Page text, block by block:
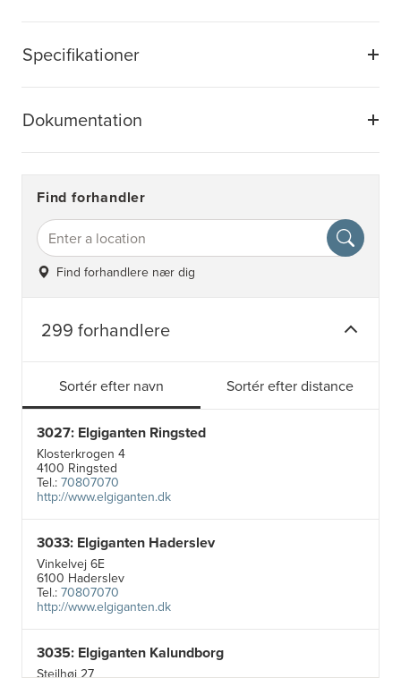
Specifikationer
Dokumentation
Find forhandler
Find forhandlere nær dig
299 forhandlere
Sortér efter navn Sortér efter distance
3027: Elgiganten Ringsted
Klosterkrogen 4
4100 Ringsted
Tel.:70807070
http://www.elgiganten.dk
3033: Elgiganten Haderslev
Vinkelvej 6E
6100 Haderslev
Tel.:70807070
http://www.elgiganten.dk
3035: Elgiganten Kalundborg